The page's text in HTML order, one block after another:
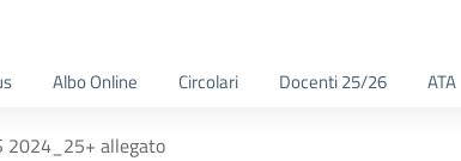
Albo Online Circolari Docenti 25/26 ATA
2024_25+ allegato